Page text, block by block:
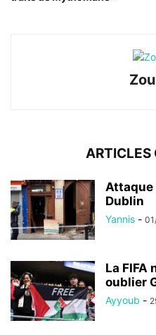
ARTICLES
Attaque
Dublin
Yannis -
La FIFA
oublier
Ayyoub -